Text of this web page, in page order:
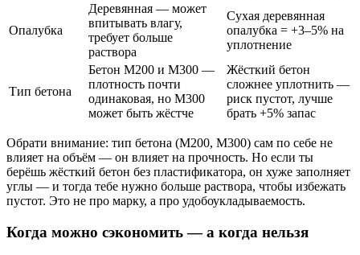
Опалубка
Деревянная — может
впитывать влагу,
требует больше
раствора
Сухая деревянная
опалубка = +3–5% на
уплотнение
Тип бетона
Бетон М200 и М300 —
плотность почти
одинаковая, но М300
может быть жёстче
Жёсткий бетон
сложнее уплотнить —
риск пустот, лучше
брать +5% запас
Обрати внимание: тип бетона (М200, М300) сам по себе не
влияет на объём — он влияет на прочность. Но если ты
берёшь жёсткий бетон без пластификатора, он хуже заполняет
углы — и тогда тебе нужно больше раствора, чтобы избежать
пустот. Это не про марку, а про удобоукладываемость.
Когда можно сэкономить — а когда нельзя